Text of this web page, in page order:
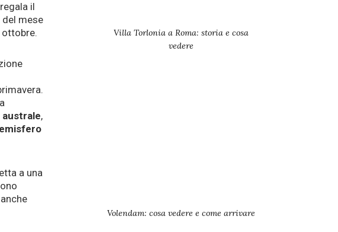
il
mese
australe,
emisfero
a una
Villa Torlonia a Roma: storia e cosa
vedere
Volendam: cosa vedere e come arrivare